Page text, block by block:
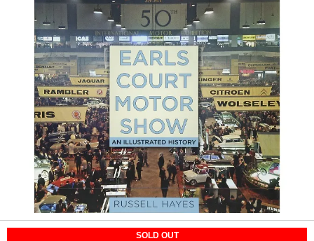
SOLD OUT